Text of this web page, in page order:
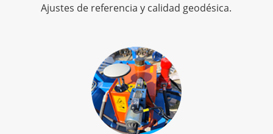
Ajustes de referencia y calidad geodésica.